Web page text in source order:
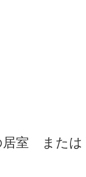
居室 また